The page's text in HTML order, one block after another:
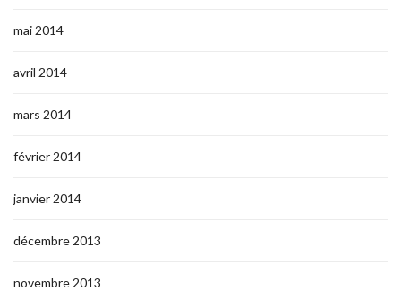
mai 2014
avril 2014
mars 2014
février 2014
janvier 2014
décembre 2013
novembre 2013